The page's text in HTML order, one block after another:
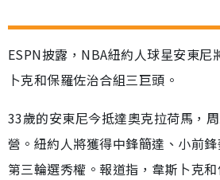
ESPN披露，NBA紐約人球星安東尼
卜克和保羅佐治合組三巨頭。
33歲的安東尼今抵達奧克拉荷馬，
營。紐約人將獲得中鋒簡達、小前
第三輪選秀權。報道指，韋斯卜克